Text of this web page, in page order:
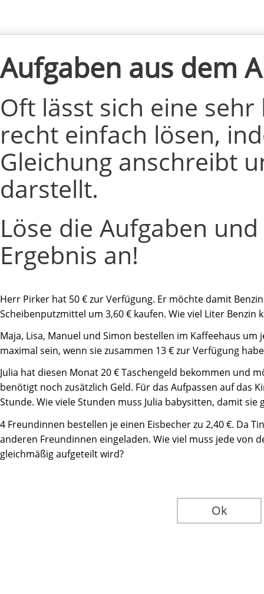
Aufgaben aus dem
Oft lässt sich eine
recht einfach lösen,
Gleichung anschreibt
darstellt.
Löse die Aufgaben
Ergebnis an!
Herr Pirker hat 50 € zur Verfügung. Er möchte damit
Scheibenputzmittel um 3,60 € kaufen. Wie viel Liter Benzin
Maja, Lisa, Manuel und Simon bestellen im Kaffeehaus um
maximal sein, wenn sie zusammen 13 € zur Verfügung
Julia hat diesen Monat 20 € Taschengeld bekommen und
benötigt noch zusätzlich Geld. Für das Aufpassen auf das
Stunde. Wie viele Stunden muss Julia babysitten, damit sie
4 Freundinnen bestellen je einen Eisbecher zu 2,40 €. Da
anderen Freundinnen eingeladen. Wie viel muss jede von
gleichmäßig aufgeteilt wird?
Ok